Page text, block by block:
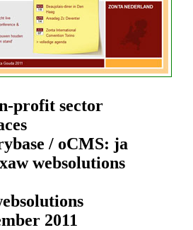
profit sector
/ oCMS: ja
websolutions
2011